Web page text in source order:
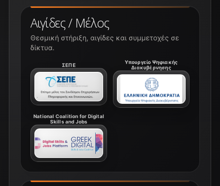
Αιγίδες / Μέλος
Θεσμική στήριξη, αιγίδες και συμμετοχές σε
δίκτυα.
ΣΕΠΕ
Υπουργείο Ψηφιακής
Διακυβέρνησης
National Coalition for Digital
Skills and Jobs